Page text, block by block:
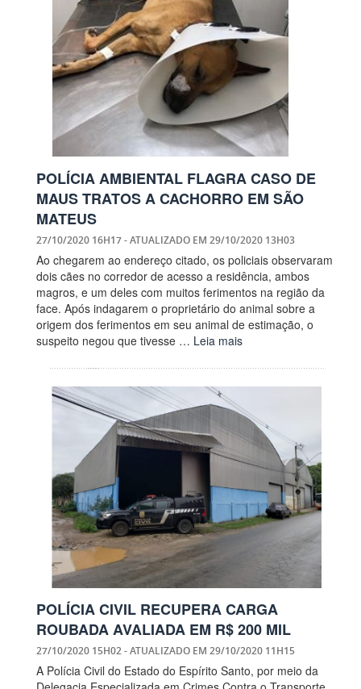
POLÍCIA AMBIENTAL FLAGRA CASO DE
MAUS TRATOS A CACHORRO EM SÃO
MATEUS
27/10/2020 16H17- ATUALIZADO EM 29/10/2020 13H03
Ao chegarem ao endereço citado, os policiais observaram
dois cães no corredor de acesso a residência, ambos
magros, e um deles com muitos ferimentos na região da
face. Após indagarem o proprietário do animal sobre a
origem dos ferimentos em seu animal de estimação, o
suspeito negou que tivesse … Leia mais
POLÍCIA CIVIL RECUPERA CARGA
ROUBADA AVALIADA EM R$ 200 MIL
27/10/2020 15H02- ATUALIZADO EM 29/10/2020 11H15
A Polícia Civil do Estado do Espírito Santo, por meio da